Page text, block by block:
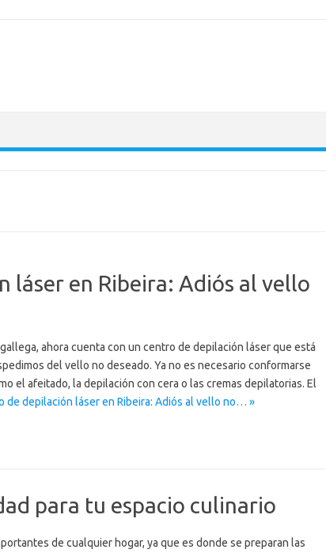
láser en Ribeira: Adiós al vello
ahora cuenta con un centro de depilación láser que está
del vello no deseado. Ya no es necesario conformarse
el afeitado, la depilación con cera o las cremas depilatorias. El
de depilación láser en Ribeira: Adiós al vello no… »
para tu espacio culinario
de cualquier hogar, ya que es donde se preparan las